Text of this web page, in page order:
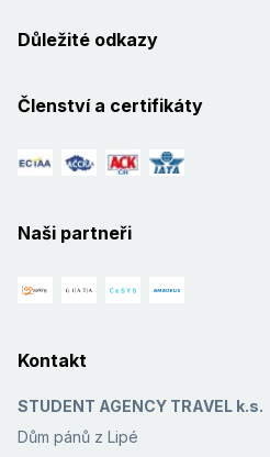
Důležité odkazy
Členství a certifikáty
Naši partneři
Kontakt
STUDENT AGENCY TRAVEL k.s.
Dům pánů z Lipé